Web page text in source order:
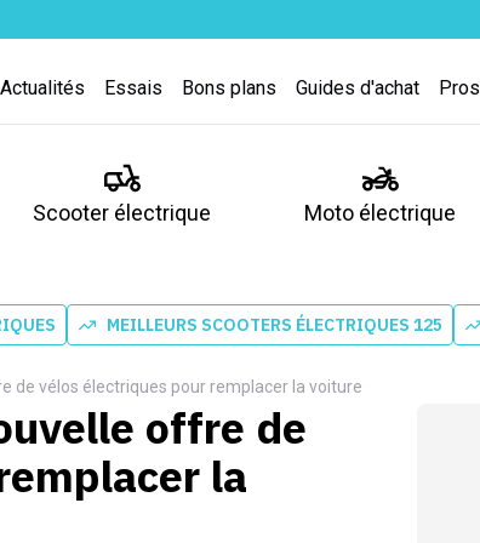
Actualités Essais Bons plans Guides d'achat Pros
Scooter électrique Moto électrique
MEILLEURS SCOOTERS ÉLECTRIQUES 125
de vélos électriques pour remplacer la voiture
offre de
la